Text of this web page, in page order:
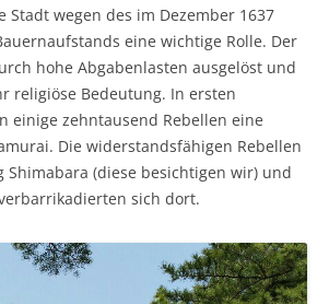
Stadt wegen des im Dezember 1637
eine wichtige Rolle. Der
hohe Abgabenlasten ausgelöst und
religiöse Bedeutung. In ersten
einige zehntausend Rebellen eine
Die widerstandsfähigen Rebellen
Shimabara (diese besichtigen wir) und
sich dort.